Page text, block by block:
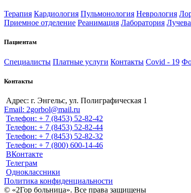
Терапия Кардиология Пульмонология Неврология
Приемное отделение Реанимация Лаборатория
Пациентам
Специалисты Платные услуги Контакты Covid - 19
Контакты
Адрес: г. Энгельс, ул. Полиграфическая 1
Email: 2gorbol@mail.ru
Телефон: + 7 (8453) 52-82-42
Телефон: + 7 (8453) 52-82-44
Телефон: + 7 (8453) 52-82-32
Телефон: + 7 (800) 600-14-46
ВКонтакте
Телеграм
Одноклассники
Политика конфиденциальности
© «2Гор больница». Все права защищены